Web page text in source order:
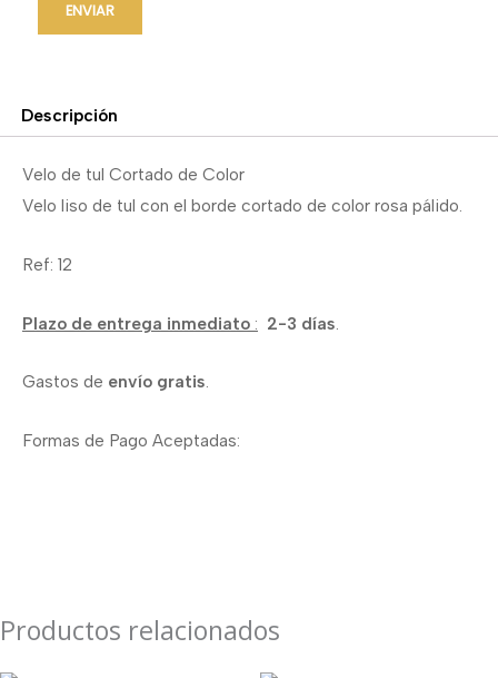
ENVIAR
Descripción
Velo de tul Cortado de Color
Velo liso de tul con el borde cortado de color rosa pálido.
Ref: 12
Plazo de entrega inmediato : 2-3 días
Gastos de envío gratis.
Formas de Pago Aceptadas:
Productos relacionados